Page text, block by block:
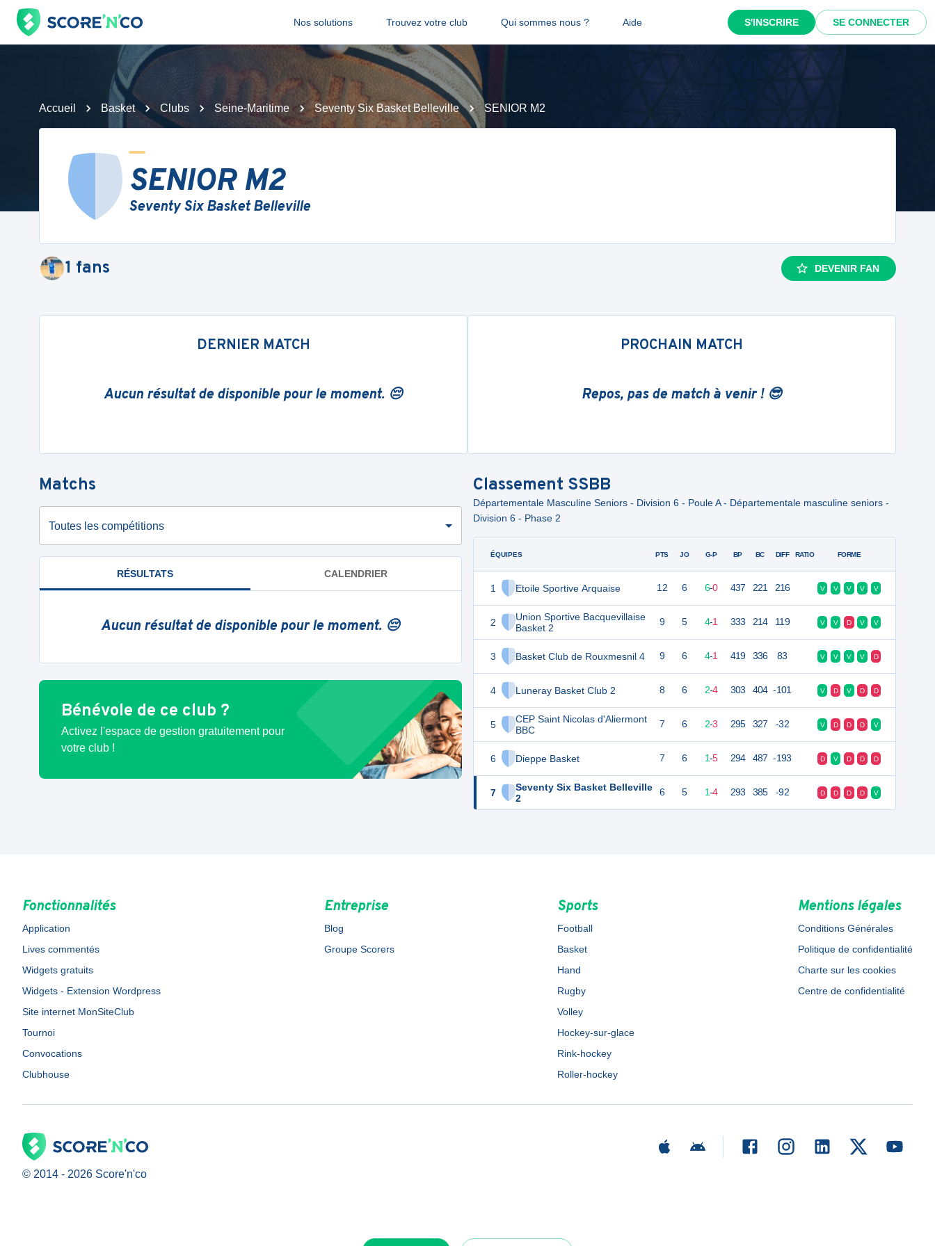
Nos solutions Trouvez votre club Qui sommes nous ? Aide S'INSCRIRE SE CONNECTER
Accueil Basket Clubs Seine-Maritime Seventy Six Basket Belleville SENIOR M2
SENIOR M2
Seventy Six Basket Belleville
1 fans DEVENIR FAN
DERNIER MATCH
Aucun résultat de disponible pour le moment. 😔
PROCHAIN MATCH
Repos, pas de match à venir ! 😎
Matchs
Toutes les compétitions
RÉSULTATS CALENDRIER
Aucun résultat de disponible pour le moment. 😔
Bénévole de ce club ?
Activez l'espace de gestion gratuitement pour
votre club !
Classement SSBB
Départementale Masculine Seniors - Division 6 - Poule A - Départementale masculine seniors -
Division 6 - Phase 2
ÉQUIPES
1 Etoile Sportive Arquaise
2
Union Sportive Bacquevillaise
Basket 2
3 Basket Club de Rouxmesnil 4
4 Luneray Basket Club 2
5
CEP Saint Nicolas d'Aliermont
BBC
6 Dieppe Basket
7
Seventy Six Basket Belleville
2
PTS JO G-P BP BC DIFF RATIO FORME
12 6 6-0 437 221 216 V V V V V
9 5 4-1 333 214 119 V V D V V
9 6 4-1 419 336 83 V V V V D
8 6 2-4 303 404 -101 V D V D D
7 6 2-3 295 327 -32 V D D D V
7 6 1-5 294 487 -193 D V D D D
6 5 1-4 293 385 -92 D D D D V
Fonctionnalités
Application
Lives commentés
Widgets gratuits
Widgets - Extension Wordpress
Site internet MonSiteClub
Tournoi
Convocations
Clubhouse
Entreprise
Blog
Groupe Scorers
Sports
Football
Basket
Hand
Rugby
Volley
Hockey-sur-glace
Rink-hockey
Roller-hockey
Mentions légales
Conditions Générales
Politique de confidentialité
Charte sur les cookies
Centre de confidentialité
© 2014 - 2026 Score'n'co